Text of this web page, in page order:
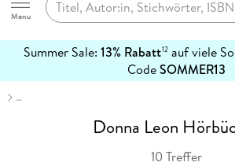
Menu
Summer Sale: 13% Rabatt12auf viele
CodeSOMMER13
erfahren
…
Donna Leon
10 Treffer